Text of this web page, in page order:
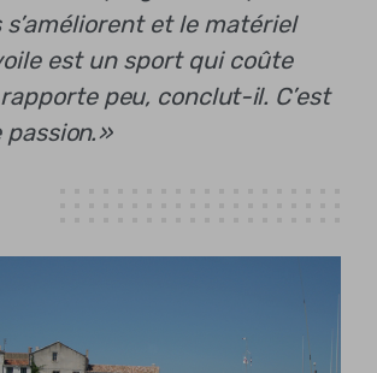
s’améliorent et le matériel
est un sport qui coûte
peu, conclut-il. C’est